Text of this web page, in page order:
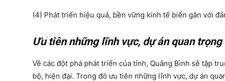
(4) Phát triển hiệu quả, bền vững kinh tế biển gắn với
Ưu tiên những lĩnh vực, dự án quan
Về các đột phá phát triển của tỉnh, Quảng Bình sẽ tập
bộ, hiện đại. Trong đó ưu tiên những lĩnh vực, dự án